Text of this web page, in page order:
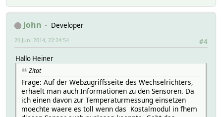
John
Developer
#4
20 Juni 2014, 22:24:54
Hallo Heiner
Zitat
Frage: Auf der Webzugriffsseite des Wechselrichters,
erhaelt man auch Informationen zu den Sensoren. Da
ich einen davon zur Temperaturmessung einsetzen
moechte waere es toll wenn das Kostalmodul in fhem